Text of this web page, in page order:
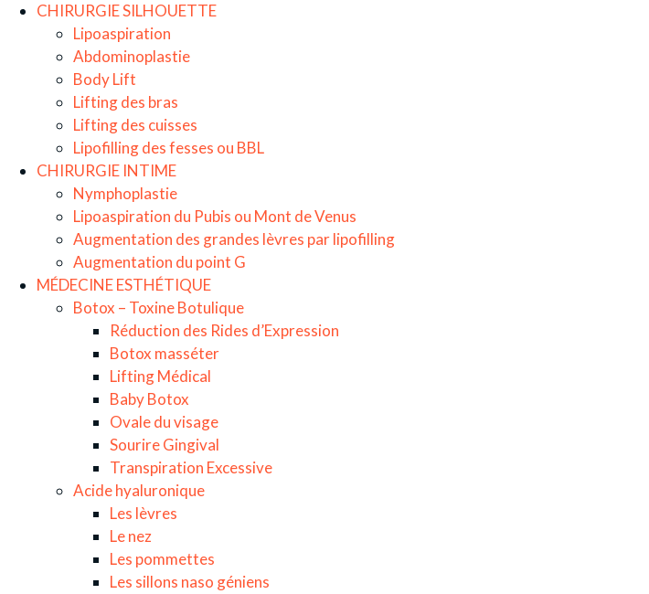
CHIRURGIE SILHOUETTE
Lipoaspiration
Abdominoplastie
Body Lift
Lifting des bras
Lifting des cuisses
Lipofilling des fesses ou BBL
CHIRURGIE INTIME
Nymphoplastie
Lipoaspiration du Pubis ou Mont de Venus
Augmentation des grandes lèvres par lipofilling
Augmentation du point G
MÉDECINE ESTHÉTIQUE
Botox – Toxine Botulique
Réduction des Rides d’Expression
Botox masséter
Lifting Médical
Baby Botox
Ovale du visage
Sourire Gingival
Transpiration Excessive
Acide hyaluronique
Les lèvres
Le nez
Les pommettes
Les sillons naso géniens